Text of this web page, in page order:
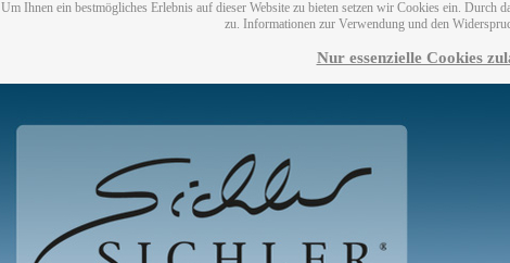
Um Ihnen ein bestmögliches Erlebnis auf dieser Website zu bieten setzen wir Cookies ein.
zu. Informationen zur Verwendung und den
Nur essenzielle Cookies